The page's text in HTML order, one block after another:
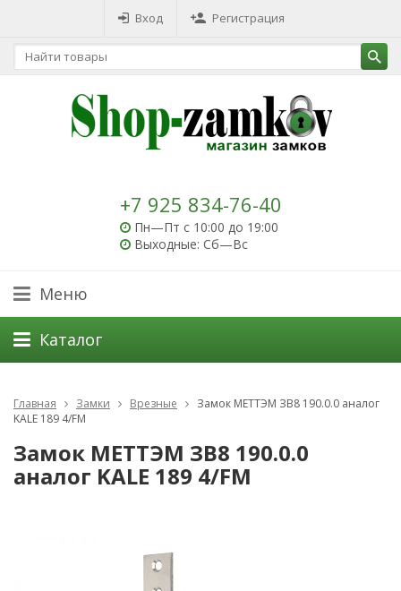
Вход Регистрация
+7 925 834-76-40
Пн—Пт с 10:00 до 19:00
Выходные: Сб—Вс
Меню
Каталог
Главная Замки Врезные
Замок МЕТТЭМ ЗВ8 190.0.0 аналог
KALE 189 4/FM
Замок МЕТТЭМ ЗВ8 190.0.0
аналог KALE 189 4/FM